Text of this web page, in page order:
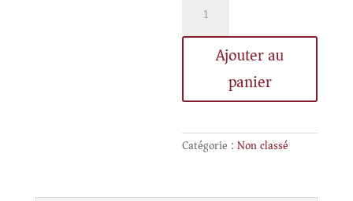
"En
Ajouter au
panier
Catégorie :Non classé